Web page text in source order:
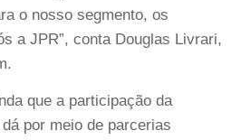
o nosso segmento, os
a JPR”, conta Douglas Livrari,
que a participação da
por meio de parcerias